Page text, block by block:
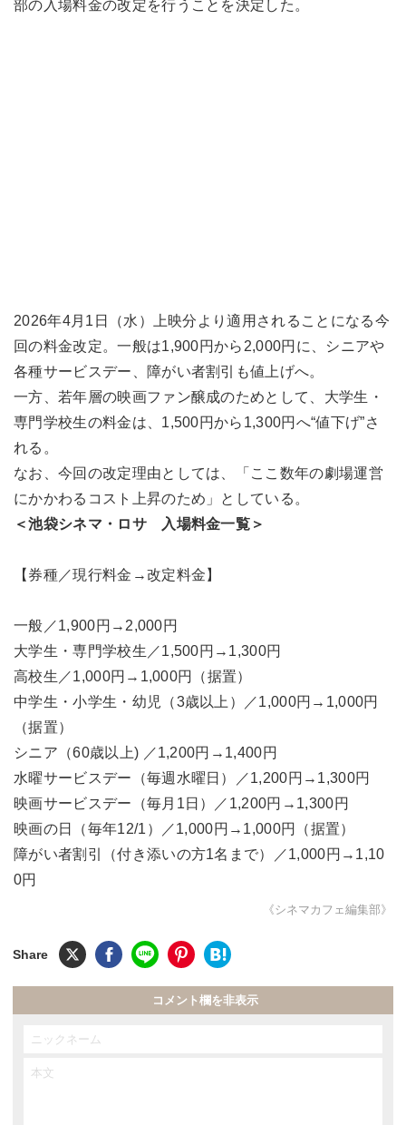
部の入場料金の改定を行うことを決定した。
2026年4月1日（水）上映分より適用されることになる今
回の料金改定。一般は1,900円から2,000円に、シニアや
各種サービスデー、障がい者割引も値上げへ。
一方、若年層の映画ファン醸成のためとして、大学生・
専門学校生の料金は、1,500円から1,300円へ“値下げ”さ
れる。
なお、今回の改定理由としては、「ここ数年の劇場運営
にかかわるコスト上昇のため」としている。
＜池袋シネマ・ロサ 入場料金一覧＞
【券種／現行料金→改定料金】
一般／1,900円→2,000円
大学生・専門学校生／1,500円→1,300円
高校生／1,000円→1,000円（据置）
中学生・小学生・幼児（3歳以上）／1,000円→1,000円
（据置）
シニア（60歳以上) ／1,200円→1,400円
水曜サービスデー（毎週水曜日）／1,200円→1,300円
映画サービスデー（毎月1日）／1,200円→1,300円
映画の日（毎年12/1）／1,000円→1,000円（据置）
障がい者割引（付き添いの方1名まで）／1,000円→1,10
0円
《シネマカフェ編集部》
コメント欄を非表示